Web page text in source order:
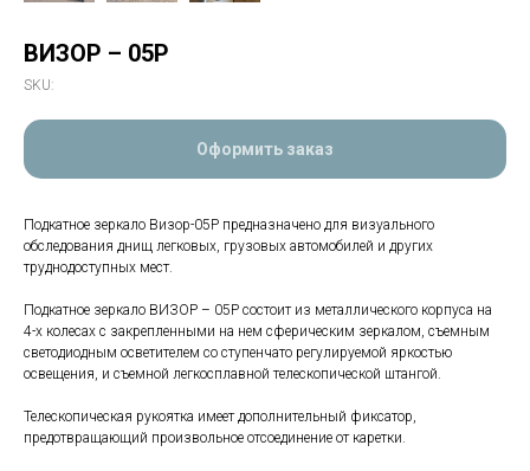
ВИЗОР – 05P
SKU:
Оформить заказ
Подкатное зеркало Визор-05Р предназначено для визуального
обследования днищ легковых, грузовых автомобилей и других
труднодоступных мест.
Подкатное зеркало ВИЗОР – 05Р состоит из металлического корпуса на
4-х колесах с закрепленными на нем сферическим зеркалом, съемным
светодиодным осветителем со ступенчато регулируемой яркостью
освещения, и съемной легкосплавной телескопической штангой.
Телескопическая рукоятка имеет дополнительный фиксатор,
предотвращающий произвольное отсоединение от каретки.